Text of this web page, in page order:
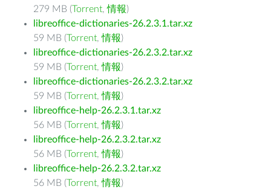
279 MB (Torrent,情報)
libreoffice-dictionaries-26.2.3.1.tar.xz
59 MB (Torrent,情報)
libreoffice-dictionaries-26.2.3.2.tar.xz
59 MB (Torrent,情報)
libreoffice-dictionaries-26.2.3.2.tar.xz
59 MB (Torrent,情報)
libreoffice-help-26.2.3.1.tar.xz
56 MB (Torrent,情報)
libreoffice-help-26.2.3.2.tar.xz
56 MB (Torrent,情報)
libreoffice-help-26.2.3.2.tar.xz
56 MB (Torrent,情報)